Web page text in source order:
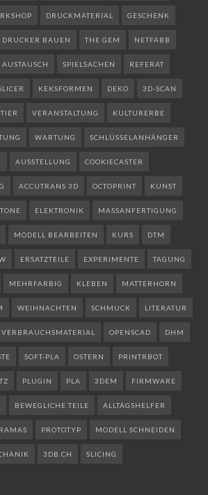
DRUCKMATERIAL GESCHENK
DRUCKER BAUEN THE GEM NETFABB
AUSTAUSCH SPIELSACHEN REFERAT
KEKSFORMEN DEKO 3D-SCAN
TIER VERANSTALTUNG KULTURERBE
WARTUNG SCHLÜSSELANHÄNGER
AUSSTELLUNG COOKIECASTER
ACCUTRANS 3D OCTOPRINT KUNST
ELEKTRONIK MASSANFERTIGUNG
MODELL BEARBEITEN KURS DTM
ERSATZTEILE EXPERIMENTE TAGUNG
MEHRFARBIG KLEBEN MATTERHORN
WEIHNACHTEN SCHMUCK LITERATUR
VERBRAUCHSMATERIAL OPENSCAD DHM
SOFT-PLA OSTERN PRINTRBOT
PLUGIN PLA 3DEM FIRMWARE
BEWEGLICHE TEILE ALLTAGSHELFER
PROTOTYP MODELL SCHNEIDEN
3DB.CH SLICING